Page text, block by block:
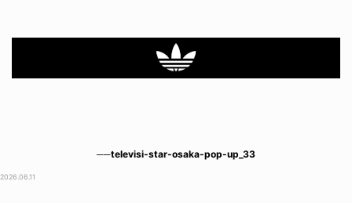
──televisi-star-osaka-pop-up_33
2026.06.11